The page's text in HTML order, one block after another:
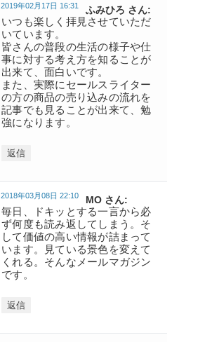
ふみひろ さん:
2019年02月17日 16:31
いつも楽しく拝見させていただ
いています。
皆さんの普段の生活の様子や仕
事に対する考え方を知ることが
出来て、面白いです。
また、実際にセールスライター
の方の商品の売り込みの流れを
記事でも見ることが出来て、勉
強になります。
返信
MO さん:
2018年03月08日 22:10
毎日、ドキッとする一言から必
ず何度も読み返してしまう。そ
して価値の高い情報が詰まって
います。見ている景色を変えて
くれる。そんなメールマガジン
です。
返信